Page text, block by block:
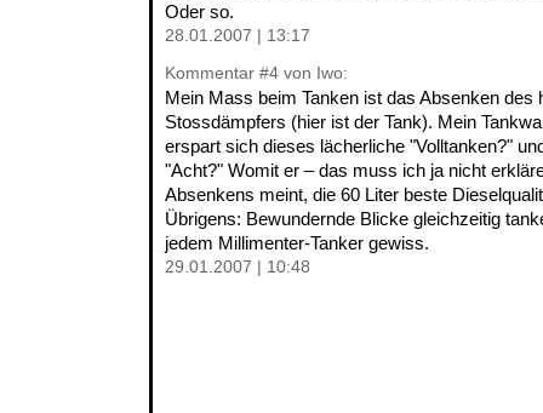
Oder so.
28.01.2007 | 13:17
Kommentar #4 von Iwo:
Mein Mass beim Tanken ist das Absenken des
Stossdämpfers (hier ist der Tank). Mein
erspart sich dieses lächerliche "Volltanken?"
"Acht?" Womit er – das muss ich ja nicht
Absenkens meint, die 60 Liter beste
Übrigens: Bewundernde Blicke gleichzeitig
jedem Millimenter-Tanker gewiss.
29.01.2007 | 10:48